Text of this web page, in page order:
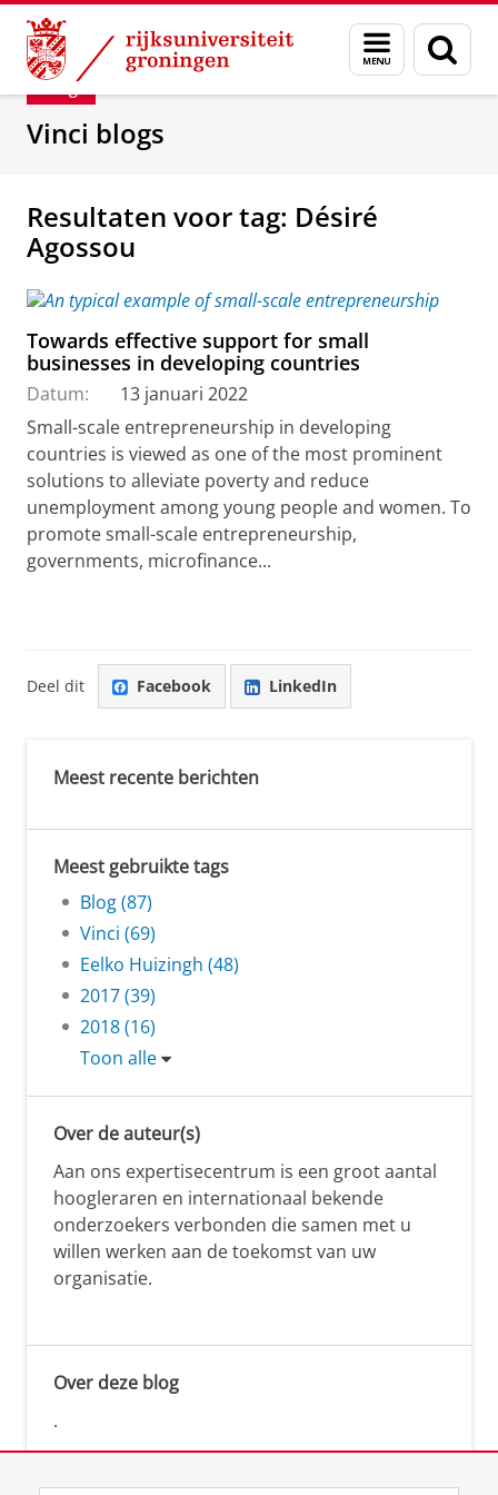
Skip
Content
Skip
Navigation
Menu
en
zoeken
Department of Innovation Management &
Blog
Vinci blogs
Resultaten voor tag: Désiré
Agossou
Towards effective support for small
businesses in developing countries
Datum:
13 januari 2022
Small-scale entrepreneurship in developing
countries is viewed as one of the most prominent
solutions to alleviate poverty and reduce
unemployment among young people and women. To
promote small-scale entrepreneurship,
governments, microfinance...
Deel dit Facebook LinkedIn
Meest recente berichten
Meest gebruikte tags
Blog (87)
Vinci (69)
Eelko Huizingh (48)
2017 (39)
2018 (16)
Toon alle
Over de auteur(s)
Aan ons expertisecentrum is een groot aantal
hoogleraren en internationaal bekende
onderzoekers verbonden die samen met u
willen werken aan de toekomst van uw
organisatie.
Over deze blog
.